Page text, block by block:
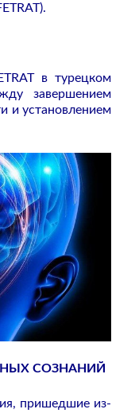
в турецком
завершением
и установлением
СОЗНАНИЙ
пришедшие из-